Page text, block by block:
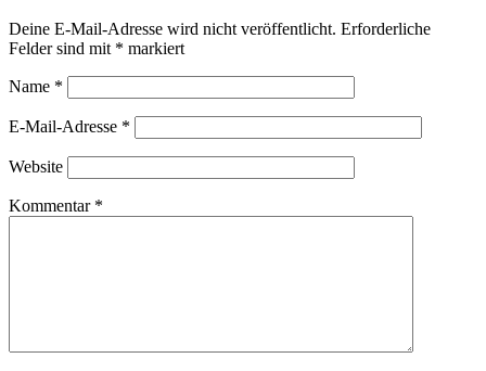
Deine E-Mail-Adresse wird nicht veröffentlicht. Erforderliche
Felder sind mit * markiert
Name *
E-Mail-Adresse *
Website
Kommentar *